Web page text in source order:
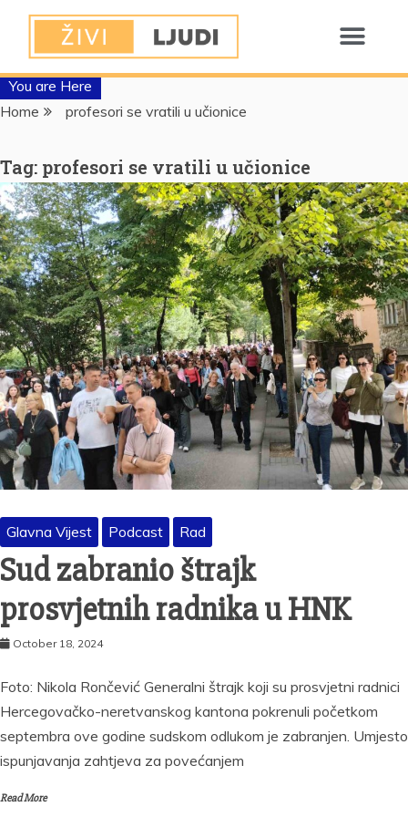
You are Here
Home
profesori se vratili u učionice
Tag: profesori se vratili u učionice
Glavna Vijest Podcast Rad
Sud zabranio štrajk
prosvjetnih radnika u HNK
October 18, 2024
Foto: Nikola Rončević Generalni štrajk koji su prosvjetni radnici
Hercegovačko-neretvanskog kantona pokrenuli početkom
septembra ove godine sudskom odlukom je zabranjen. Umjesto
ispunjavanja zahtjeva za povećanjem
Read More